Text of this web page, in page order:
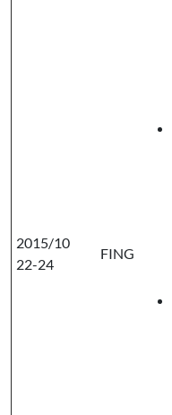
2015/10
22-24
FING